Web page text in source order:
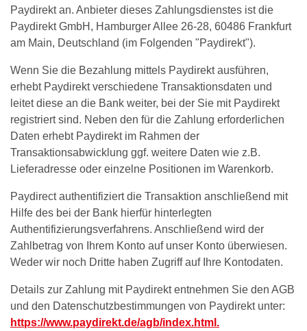
Paydirekt an. Anbieter dieses Zahlungsdienstes ist die
Paydirekt GmbH, Hamburger Allee 26-28, 60486 Frankfurt
am Main, Deutschland (im Folgenden "Paydirekt").
Wenn Sie die Bezahlung mittels Paydirekt ausführen,
erhebt Paydirekt verschiedene Transaktionsdaten und
leitet diese an die Bank weiter, bei der Sie mit Paydirekt
registriert sind. Neben den für die Zahlung erforderlichen
Daten erhebt Paydirekt im Rahmen der
Transaktionsabwicklung ggf. weitere Daten wie z.B.
Lieferadresse oder einzelne Positionen im Warenkorb.
Paydirect authentifiziert die Transaktion anschließend mit
Hilfe des bei der Bank hierfür hinterlegten
Authentifizierungsverfahrens. Anschließend wird der
Zahlbetrag von Ihrem Konto auf unser Konto überwiesen.
Weder wir noch Dritte haben Zugriff auf Ihre Kontodaten.
Details zur Zahlung mit Paydirekt entnehmen Sie den AGB
und den Datenschutzbestimmungen von Paydirekt unter:
https://www.paydirekt.de/agb/index.html.